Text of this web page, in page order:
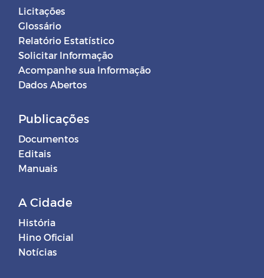
Licitações
Glossário
Relatório Estatístico
Solicitar Informação
Acompanhe sua Informação
Dados Abertos
Publicações
Documentos
Editais
Manuais
A Cidade
História
Hino Oficial
Notícias